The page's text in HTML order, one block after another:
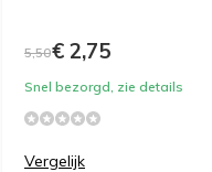
5,50€ 2,75
Snel bezorgd, zie details
Vergelijk